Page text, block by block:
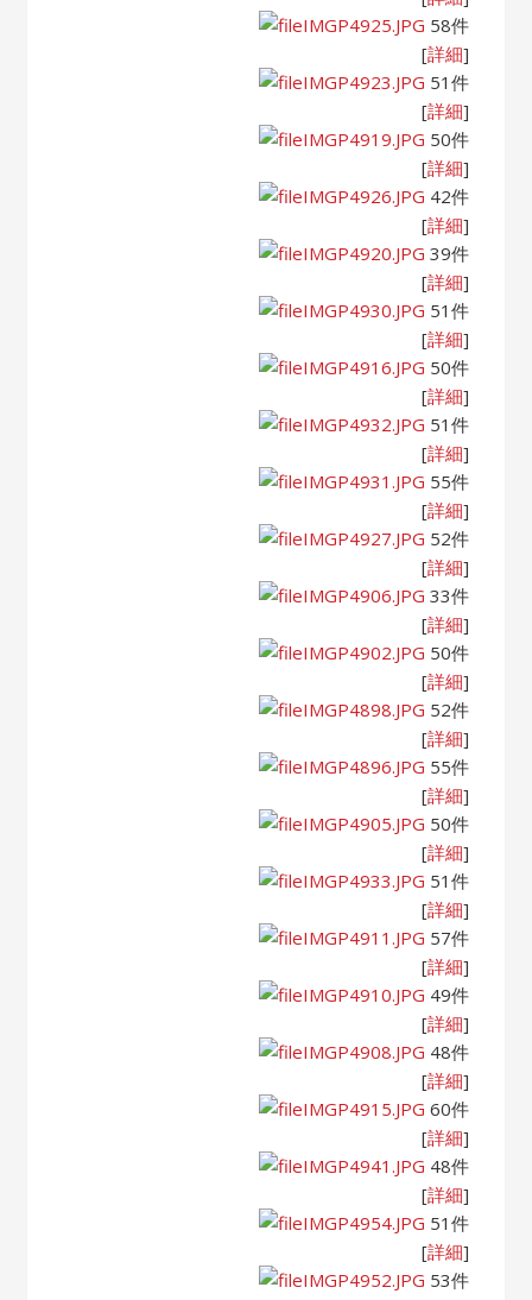
IMGP4925.JPG 58件
[詳細]
IMGP4923.JPG 51件
[詳細]
IMGP4919.JPG 50件
[詳細]
IMGP4926.JPG 42件
[詳細]
IMGP4920.JPG 39件
[詳細]
IMGP4930.JPG 51件
[詳細]
IMGP4916.JPG 50件
[詳細]
IMGP4932.JPG 51件
[詳細]
IMGP4931.JPG 55件
[詳細]
IMGP4927.JPG 52件
[詳細]
IMGP4906.JPG 33件
[詳細]
IMGP4902.JPG 50件
[詳細]
IMGP4898.JPG 52件
[詳細]
IMGP4896.JPG 55件
[詳細]
IMGP4905.JPG 50件
[詳細]
IMGP4933.JPG 51件
[詳細]
IMGP4911.JPG 57件
[詳細]
IMGP4910.JPG 49件
[詳細]
IMGP4908.JPG 48件
[詳細]
IMGP4915.JPG 60件
[詳細]
IMGP4941.JPG 48件
[詳細]
IMGP4954.JPG 51件
[詳細]
IMGP4952.JPG 53件